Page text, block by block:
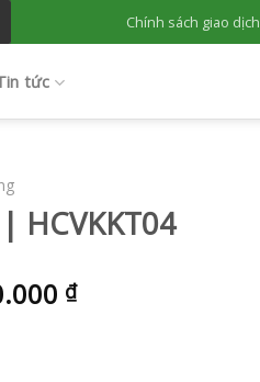
Chính sách giao dịch
tức
HCVKKT04
₫
lượng